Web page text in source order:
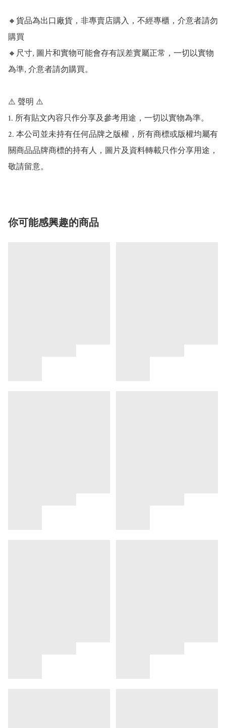
🔸貨品為出口廠貨，非專賣店購入，不經專櫃，介意者請勿
購買
🔸尺寸, 圖片和實物可能會存有誤差實屬正常，一切以實物
為準, 介意者請勿購買。
⚠️ 聲明 ⚠️
1. 所有貼文內容只作分享及參考用途，一切以實物為準。
2. 本公司並未持有任何品牌之版權，所有商標或版權均屬有
關商品品牌商標的持有人，圖片及資料轉載只作分享用途，
敬請留意。
你可能感興趣的商品